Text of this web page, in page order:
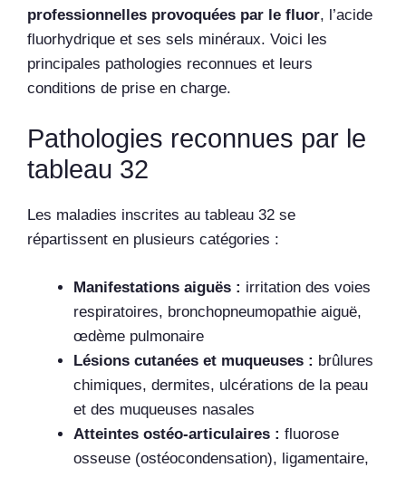
professionnelles provoquées par le fluor, l’acide
fluorhydrique et ses sels minéraux. Voici les
principales pathologies reconnues et leurs
conditions de prise en charge.
Pathologies reconnues par le
tableau 32
Les maladies inscrites au tableau 32 se
répartissent en plusieurs catégories :
Manifestations aiguës : irritation des voies
respiratoires, bronchopneumopathie aiguë,
œdème pulmonaire
Lésions cutanées et muqueuses : brûlures
chimiques, dermites, ulcérations de la peau
et des muqueuses nasales
Atteintes ostéo-articulaires : fluorose
osseuse (ostéocondensation), ligamentaire,